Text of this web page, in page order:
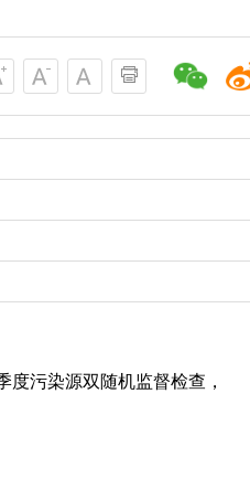
污染源双随机监督检查，